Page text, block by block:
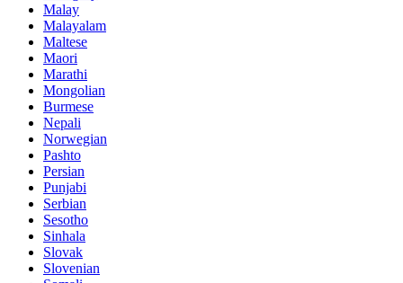
Malay
Malayalam
Maltese
Maori
Marathi
Mongolian
Burmese
Nepali
Norwegian
Pashto
Persian
Punjabi
Serbian
Sesotho
Sinhala
Slovak
Slovenian